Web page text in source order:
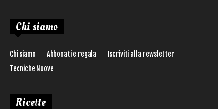
Chi siamo
Chi siamo Abbonati e regala
Iscriviti alla newsletter
Tecniche Nuove
Ricette